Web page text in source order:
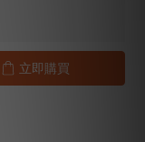
立即購買